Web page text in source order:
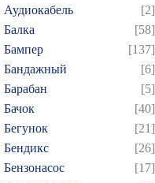
Аудиокабель
[2]
Балка
[58]
Бампер
[137]
Бандажный
[6]
Барабан
[5]
Бачок
[40]
Бегунок
[21]
Бендикс
[26]
Бензонасос
[17]